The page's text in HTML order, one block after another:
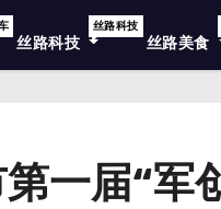
丝路科技
丝路科技
丝路美食
一届“军